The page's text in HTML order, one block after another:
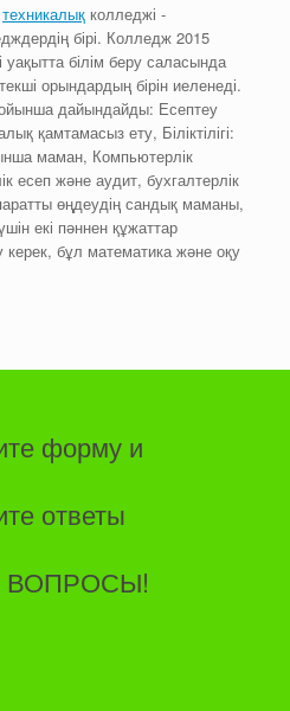
техникалық колледжі -
бірі. Колледж 2015
білім беру саласында
орындардың бірін иеленеді.
дайындайды: Есептеу
қамтамасыз ету, Біліктілігі:
маман, Компьютерлік
есеп және аудит, бухгалтерлік
өңдеудің сандық маманы,
екі пәннен құжаттар
бұл математика және оқу
форму и
ответы
ВОПРОСЫ!